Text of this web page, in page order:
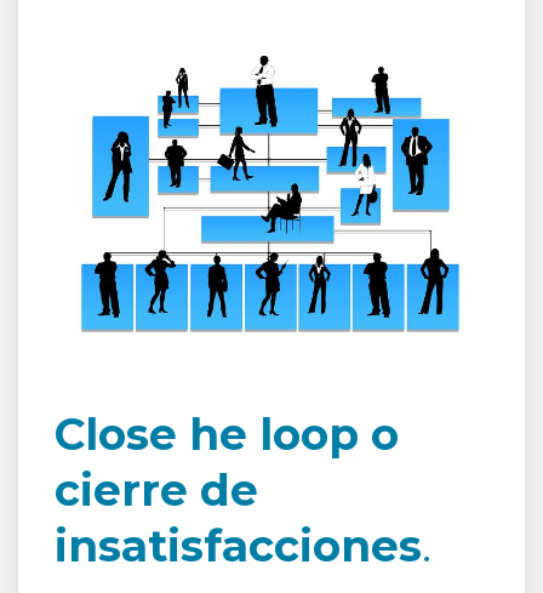
Close he loop o
cierre de
insatisfacciones.